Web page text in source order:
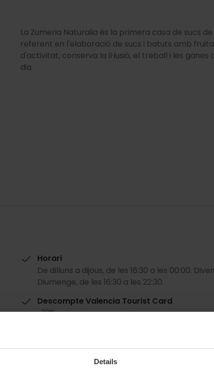
Details
La Zumeria Naturalia és la primera casa de sucs de
referent en l'elaboració de sucs i batuts amb
d'activitat, conserva la il·lusió, el treball i les
dia.
Horari
De dilluns a dijous, de les 16:30 a les 00:00.
Diumenge, de les 16:30 a les 22:30.
Descompte Valencia Tourist Card
-20%